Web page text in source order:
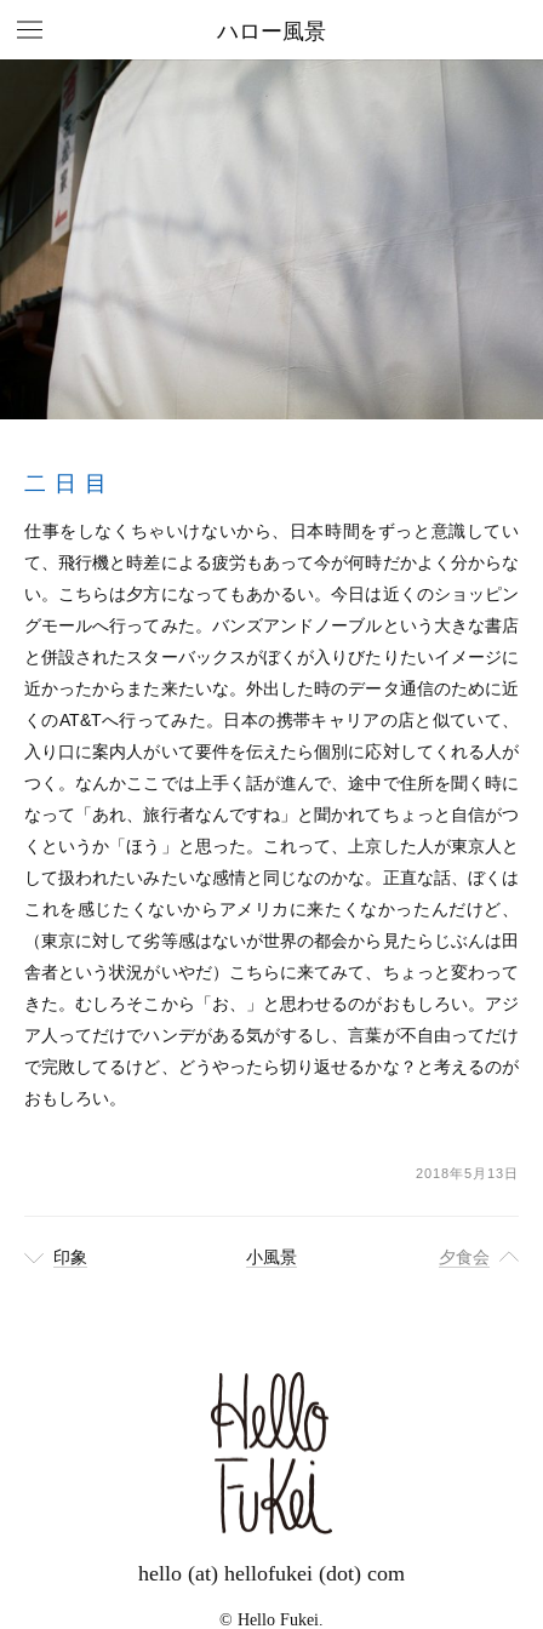
ハロー風景
二日目
仕事をしなくちゃいけないから、日本時間をずっと意識してい
て、飛行機と時差による疲労もあって今が何時だかよく分からな
い。こちらは夕方になってもあかるい。今日は近くのショッピン
グモールへ行ってみた。バンズアンドノーブルという大きな書店
と併設されたスターバックスがぼくが入りびたりたいイメージに
近かったからまた来たいな。外出した時のデータ通信のために近
くのAT&Tへ行ってみた。日本の携帯キャリアの店と似ていて、
入り口に案内人がいて要件を伝えたら個別に応対してくれる人が
つく。なんかここでは上手く話が進んで、途中で住所を聞く時に
なって「あれ、旅行者なんですね」と聞かれてちょっと自信がつ
くというか「ほう」と思った。これって、上京した人が東京人と
して扱われたいみたいな感情と同じなのかな。正直な話、ぼくは
これを感じたくないからアメリカに来たくなかったんだけど、
（東京に対して劣等感はないが世界の都会から見たらじぶんは田
舎者という状況がいやだ）こちらに来てみて、ちょっと変わって
きた。むしろそこから「お、」と思わせるのがおもしろい。アジ
ア人ってだけでハンデがある気がするし、言葉が不自由ってだけ
で完敗してるけど、どうやったら切り返せるかな？と考えるのが
おもしろい。
2018年5月13日
印象 小風景 夕食会
hello (at) hellofukei (dot) com
© Hello Fukei.